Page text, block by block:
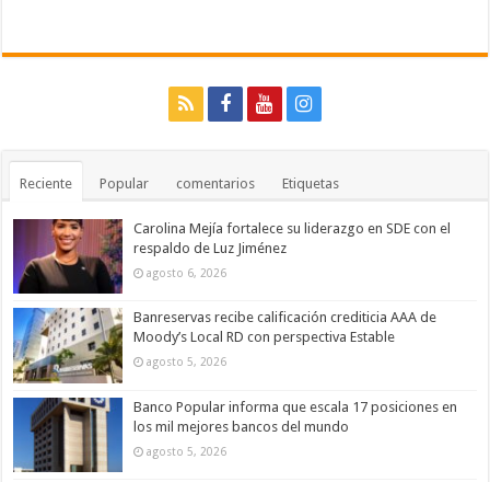
Reciente Popular comentarios Etiquetas
Carolina Mejía fortalece su liderazgo en SDE con el
respaldo de Luz Jiménez
agosto 6, 2026
Banreservas recibe calificación crediticia AAA de
Moody’s Local RD con perspectiva Estable
agosto 5, 2026
Banco Popular informa que escala 17 posiciones en
los mil mejores bancos del mundo
agosto 5, 2026